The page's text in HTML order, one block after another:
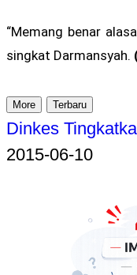
“Memang benar
singkat Darmansyah.
More Terbaru
Dinkes
2015-06-10